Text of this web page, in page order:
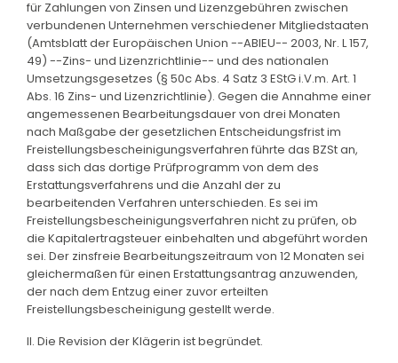
für Zahlungen von Zinsen und Lizenzgebühren zwischen
verbundenen Unternehmen verschiedener Mitgliedstaaten
(Amtsblatt der Europäischen Union --ABlEU-- 2003, Nr. L 157,
49) --Zins- und Lizenzrichtlinie-- und des nationalen
Umsetzungsgesetzes (§ 50c Abs. 4 Satz 3 EStG i.V.m. Art. 1
Abs. 16 Zins- und Lizenzrichtlinie). Gegen die Annahme einer
angemessenen Bearbeitungsdauer von drei Monaten
nach Maßgabe der gesetzlichen Entscheidungsfrist im
Freistellungsbescheinigungsverfahren führte das BZSt an,
dass sich das dortige Prüfprogramm von dem des
Erstattungsverfahrens und die Anzahl der zu
bearbeitenden Verfahren unterschieden. Es sei im
Freistellungsbescheinigungsverfahren nicht zu prüfen, ob
die Kapitalertragsteuer einbehalten und abgeführt worden
sei. Der zinsfreie Bearbeitungszeitraum von 12 Monaten sei
gleichermaßen für einen Erstattungsantrag anzuwenden,
der nach dem Entzug einer zuvor erteilten
Freistellungsbescheinigung gestellt werde.
II. Die Revision der Klägerin ist begründet.